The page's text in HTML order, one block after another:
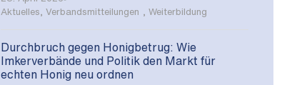
Aktuelles
,Verbandsmitteilungen ,Weiterbildung
Durchbruch gegen Honigbetrug: Wie
Imkerverbände und Politik den Markt für
echten Honig neu ordnen